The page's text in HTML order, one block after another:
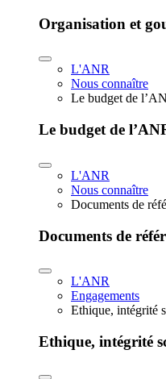
Organisation et
L'ANR
Nous connaître
Le budget de
Le budget de
L'ANR
Nous connaître
Documents de
Documents de
L'ANR
Engagements
Ethique, intégrité
Ethique, intégrité